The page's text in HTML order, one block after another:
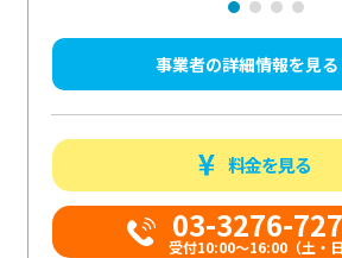
事業者の詳細情報を見る
料金を見る
03-3276-
受付10:00〜16:00（土・